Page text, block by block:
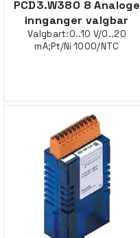
PCD3.W380 8 Analoge
innganger valgbar
Valgbart:0..10 V/0..20
mA;Pt/Ni 1000/NTC